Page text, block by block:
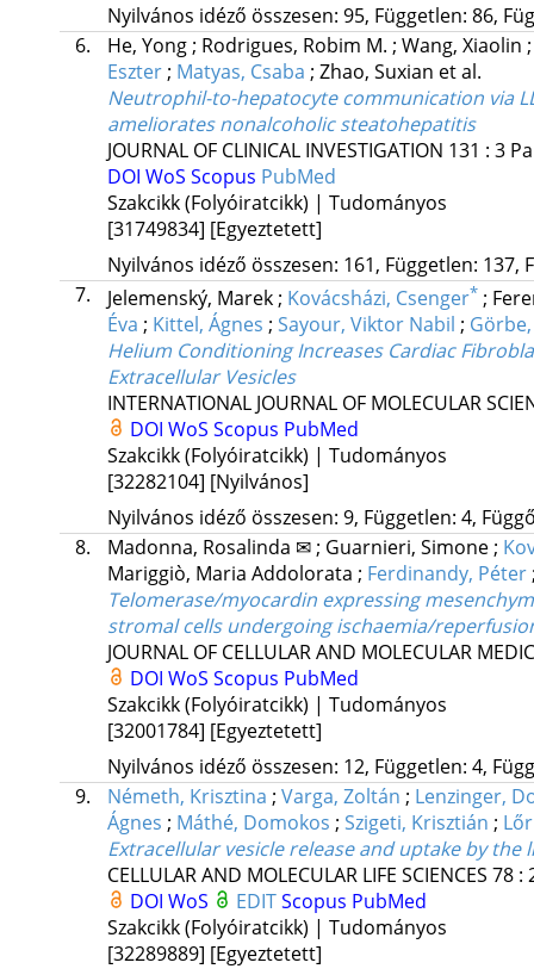
Nyilvános idéző összesen: 95, Független: 86,
6.
He, Yong ; Rodrigues, Robim M. ; Wang, Xiaolin
Eszter ; Matyas, Csaba ; Zhao, Suxian et al.
Neutrophil-to-hepatocyte communication via
ameliorates nonalcoholic steatohepatitis
JOURNAL OF CLINICAL INVESTIGATION 131 : 3
DOI WoS Scopus PubMed
Szakcikk (Folyóiratcikk) | Tudományos
[31749834] [Egyeztetett]
Nyilvános idéző összesen: 161, Független: 137,
7.
Jelemenský, Marek ; Kovácsházi, Csenger* ;
Éva ; Kittel, Ágnes ; Sayour, Viktor Nabil ;
Helium Conditioning Increases Cardiac
Extracellular Vesicles
INTERNATIONAL JOURNAL OF MOLECULAR
DOI WoS Scopus PubMed
Szakcikk (Folyóiratcikk) | Tudományos
[32282104] [Nyilvános]
Nyilvános idéző összesen: 9, Független: 4,
8.
Madonna, Rosalinda ✉ ; Guarnieri, Simone ;
Mariggiò, Maria Addolorata ; Ferdinandy, Péter
Telomerase/myocardin expressing
stromal cells undergoing ischaemia/
JOURNAL OF CELLULAR AND MOLECULAR
DOI WoS Scopus PubMed
Szakcikk (Folyóiratcikk) | Tudományos
[32001784] [Egyeztetett]
Nyilvános idéző összesen: 12, Független: 4,
9.
Németh, Krisztina ; Varga, Zoltán ; Lenzinger,
Ágnes ; Máthé, Domokos ; Szigeti, Krisztián ;
Extracellular vesicle release and uptake by
CELLULAR AND MOLECULAR LIFE SCIENCES 78:
DOI WoS EDITScopus PubMed
Szakcikk (Folyóiratcikk) | Tudományos
[32289889] [Egyeztetett]